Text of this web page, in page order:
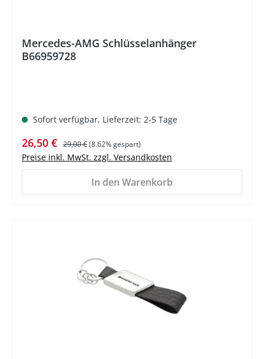
Mercedes-AMG Schlüsselanhänger
B66959728
Sofort verfügbar, Lieferzeit: 2-5 Tage
Verkaufspreis:
26,50 € Regulärer Preis:
29,00 €(8.62% gespart)
Preise inkl. MwSt. zzgl. Versandkosten
In den Warenkorb